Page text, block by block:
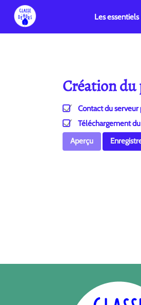
Les essentiels
Création du
Contact du serveur
Téléchargement
Aperçu